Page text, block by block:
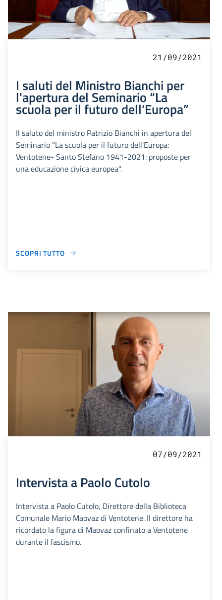
21/09/2021
I saluti del Ministro Bianchi per
l'apertura del Seminario “La
scuola per il futuro dell’Europa”
Il saluto del ministro Patrizio Bianchi in apertura del
Seminario "La scuola per il futuro dell'Europa:
Ventotene- Santo Stefano 1941-2021: proposte per
una educazione civica europea".
SCOPRI TUTTO
07/09/2021
Intervista a Paolo Cutolo
Intervista a Paolo Cutolo, Direttore della Biblioteca
Comunale Mario Maovaz di Ventotene. Il direttore ha
ricordato la figura di Maovaz confinato a Ventotene
durante il fascismo.